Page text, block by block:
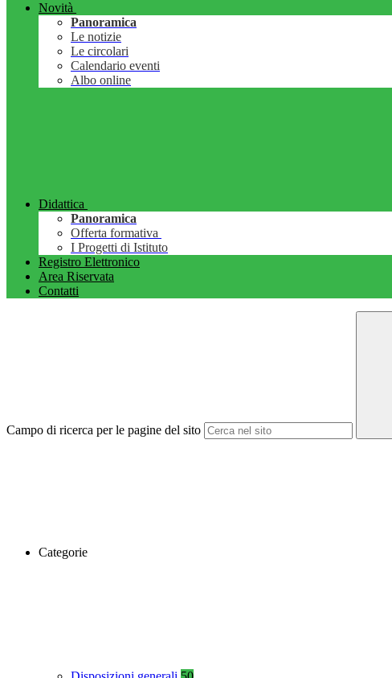
Novità
Panoramica
Le notizie
Le circolari
Calendario eventi
Albo online
Didattica
Panoramica
Offerta formativa
I Progetti di Istituto
Registro Elettronico
Area Riservata
Contatti
Campo di ricerca per le pagine del sito
Categorie